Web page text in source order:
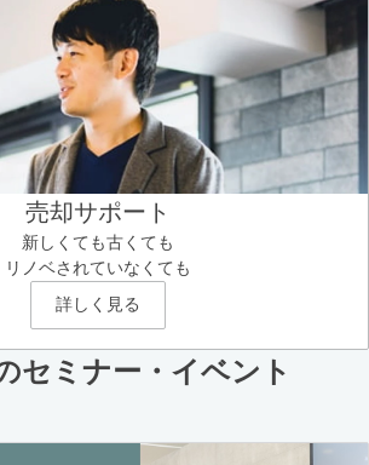
売却サポート
新しくても古くても
リノベされていなくても
詳しく見る
セミナー・イベント